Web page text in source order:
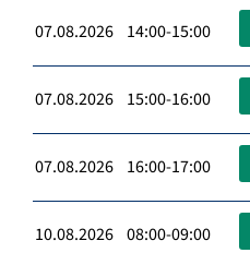
07.08.2026 14:00-15:00
07.08.2026 15:00-16:00
07.08.2026 16:00-17:00
10.08.2026 08:00-09:00